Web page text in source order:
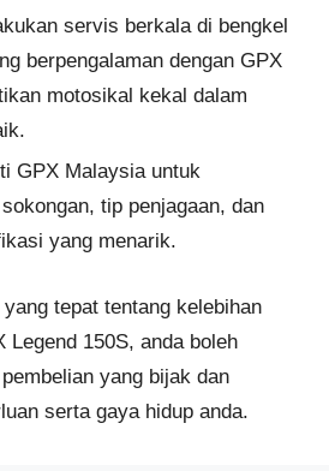
servis berkala di bengkel
berpengalaman dengan GPX
motosikal kekal dalam
GPX Malaysia untuk
tip penjagaan, dan
yang menarik.
tepat tentang kelebihan
Legend 150S, anda boleh
yang bijak dan
serta gaya hidup anda.